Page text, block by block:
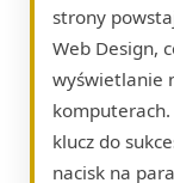
strony
Web Design,
wyświetlanie
komputerach.
klucz do
nacisk na